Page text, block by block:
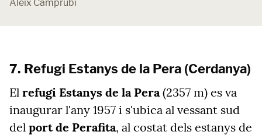
Aleix Camprubí
7. Refugi Estanys de la Pera (Cerdanya)
El refugi Estanys de la Pera(2357 m) es va
inaugurar l'any 1957 i s'ubica al vessant sud
del port de Perafita, al costat dels estanys de